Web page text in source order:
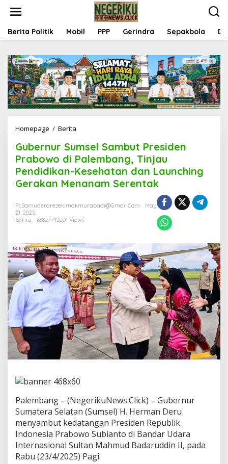
t
Berita Politik Mobil PPP Gerindra Sepakbola
Homepage / Berita
b
e
r
n
u
m
l
S
a
m
b
u
t
P
r
e
s
i
d
P
a
b
o
w
o
d
i
Gubernur Sumsel Sambut Presiden
Prabowo di Palembang, Tinjau
Pendidikan-Kesehatan dan Launching
Gerakan Menanam Serentak
Pt.samuderarezekimakmurabadi@gmail.com
May
21, 2025
Berita
63827712201 Views
Palembang – (NegerikuNews.Click) – Gubernur
Sumatera Selatan (Sumsel) H. Herman Deru
menyambut kedatangan Presiden Republik
Indonesia Prabowo Subianto di Bandar Udara
Internasional Sultan Mahmud Badaruddin II, pada
Rabu (23/4/2025) Pagi.